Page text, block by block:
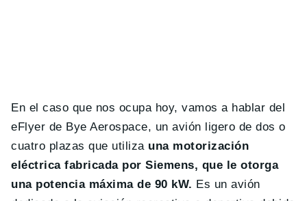
En el caso que nos ocupa hoy, vamos a hablar del
eFlyer de Bye Aerospace, un avión ligero de dos o
cuatro plazas que utiliza una motorización
eléctrica fabricada por Siemens, que le otorga
una potencia máxima de 90 kW. Es un avión